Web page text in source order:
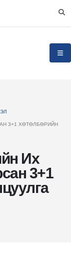
Их
3+1
3+1 ХӨТӨЛБӨРИЙН